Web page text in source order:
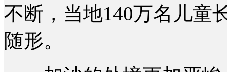
不断，当地140万名儿童
随形。